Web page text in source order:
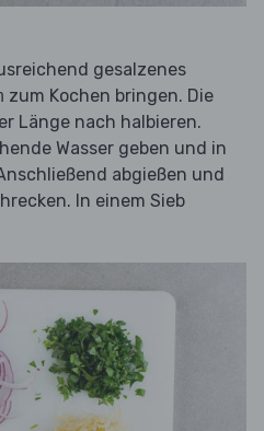
gesalzenes
zum Kochen bringen. Die
Länge nach halbieren.
Wasser geben und in
abgießen und
In einem Sieb